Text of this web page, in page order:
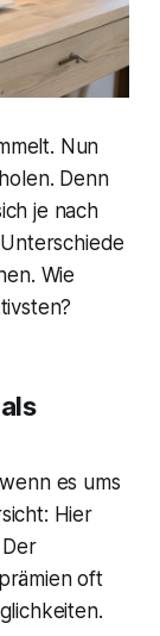
Nun
Denn
je nach
Wie
es ums
Hier
Der
oft